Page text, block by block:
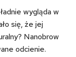
wygląda w
się, że jej
Nanobrow
odcienie.